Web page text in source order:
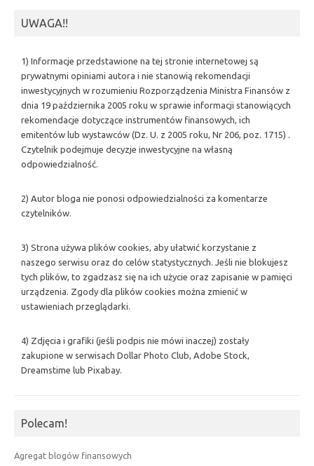
UWAGA!!
1) Informacje przedstawione na tej stronie internetowej są
prywatnymi opiniami autora i nie stanowią rekomendacji
inwestycyjnych w rozumieniu Rozporządzenia Ministra Finansów z
dnia 19 października 2005 roku w sprawie informacji stanowiących
rekomendacje dotyczące instrumentów finansowych, ich
emitentów lub wystawców (Dz. U. z 2005 roku, Nr 206, poz. 1715) .
Czytelnik podejmuje decyzje inwestycyjne na własną
odpowiedzialność.
2) Autor bloga nie ponosi odpowiedzialności za komentarze
czytelników.
3) Strona używa plików cookies, aby ułatwić korzystanie z
naszego serwisu oraz do celów statystycznych. Jeśli nie blokujesz
tych plików, to zgadzasz się na ich użycie oraz zapisanie w pamięci
urządzenia. Zgody dla plików cookies można zmienić w
ustawieniach przeglądarki.
4) Zdjęcia i grafiki (jeśli podpis nie mówi inaczej) zostały
zakupione w serwisach Dollar Photo Club, Adobe Stock,
Dreamstime lub Pixabay.
Polecam!
Agregat blogów finansowych